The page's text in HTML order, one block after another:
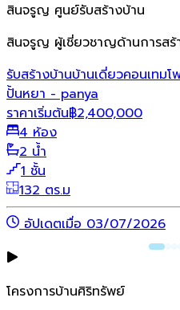
สินจรูญ ศูนย์รับสร้างบ้าน
สินจรูญ ผู้เชี่ยวชาญด้านการส
รับสร้างบ้านบ้านเดี่ยวคอนเทมโ
ปั้นหยา - panya
ราคาเริ่มต้น฿2,400,000
4 ห้อง
2 น้ำ
1 ชั้น
132 ตร.ม
อัปเดตเมื่อ 03/07/2026
โครงการบ้านศิริทรัพย์